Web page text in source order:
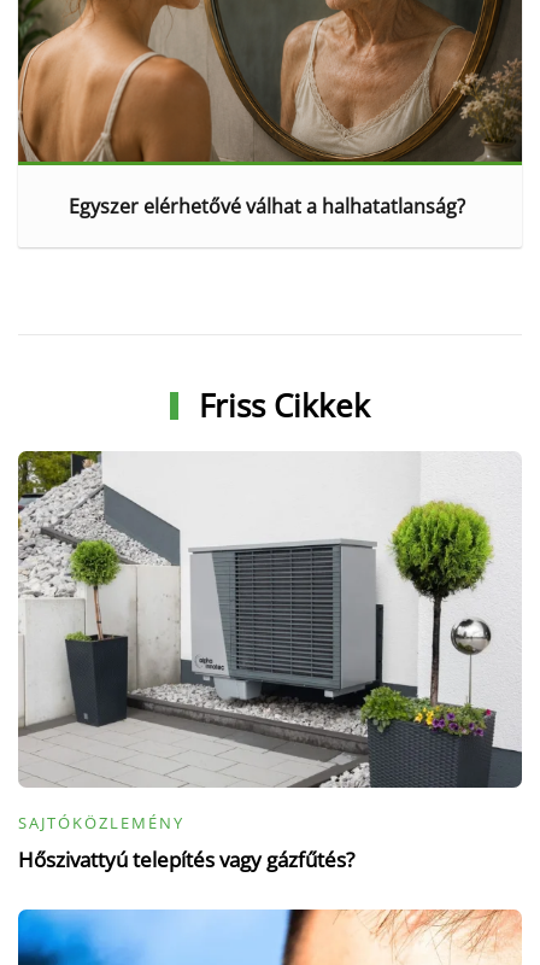
Egyszer elérhetővé válhat a halhatatlanság?
Friss Cikkek
SAJTÓKÖZLEMÉNY
Hőszivattyú telepítés vagy gázfűtés?